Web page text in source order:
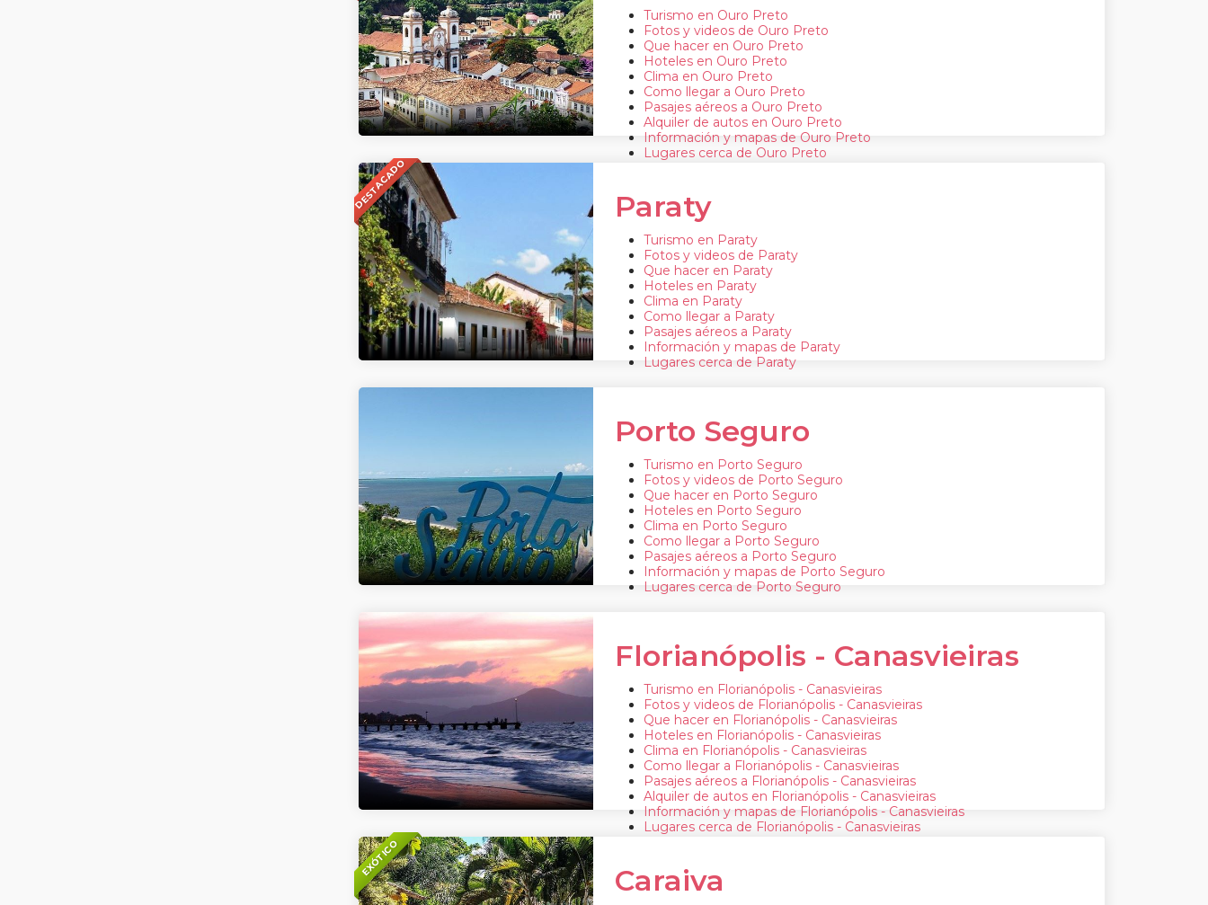
Turismo en Ouro Preto
Fotos y videos de Ouro Preto
Que hacer en Ouro Preto
Hoteles en Ouro Preto
Clima en Ouro Preto
Como llegar a Ouro Preto
Pasajes aéreos a Ouro Preto
Alquiler de autos en Ouro Preto
Información y mapas de Ouro Preto
Lugares cerca de Ouro Preto
DESTACADO Paraty
Turismo en Paraty
Fotos y videos de Paraty
Que hacer en Paraty
Hoteles en Paraty
Clima en Paraty
Como llegar a Paraty
Pasajes aéreos a Paraty
Información y mapas de Paraty
Lugares cerca de Paraty
Porto Seguro
Turismo en Porto Seguro
Fotos y videos de Porto Seguro
Que hacer en Porto Seguro
Hoteles en Porto Seguro
Clima en Porto Seguro
Como llegar a Porto Seguro
Pasajes aéreos a Porto Seguro
Información y mapas de Porto Seguro
Lugares cerca de Porto Seguro
Florianópolis - Canasvieiras
Turismo en Florianópolis - Canasvieiras
Fotos y videos de Florianópolis - Canasvieiras
Que hacer en Florianópolis - Canasvieiras
Hoteles en Florianópolis - Canasvieiras
Clima en Florianópolis - Canasvieiras
Como llegar a Florianópolis - Canasvieiras
Pasajes aéreos a Florianópolis - Canasvieiras
Alquiler de autos en Florianópolis - Canasvieiras
Información y mapas de Florianópolis - Canasvieiras
Lugares cerca de Florianópolis - Canasvieiras
EXÓTICO
Caraiva